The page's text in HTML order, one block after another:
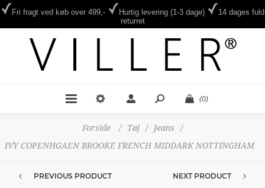
Fri fragt ved køb over 499,- Hurtig levering (1-3 dage)
14 dages fuld
returret
(0)
Forside / Tøj / Jeans
/
IVY COPENHGAEN BROOKE FRENCH MIDDARK NOTTINGHAM
PREVIOUS PRODUCT NEXT PRODUCT